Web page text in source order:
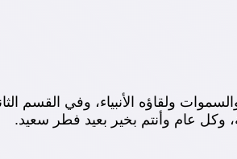
ولقاؤه الأنبياء، وفي القسم
وكل عام وأنتم بخير بعيد فطر سعيد.